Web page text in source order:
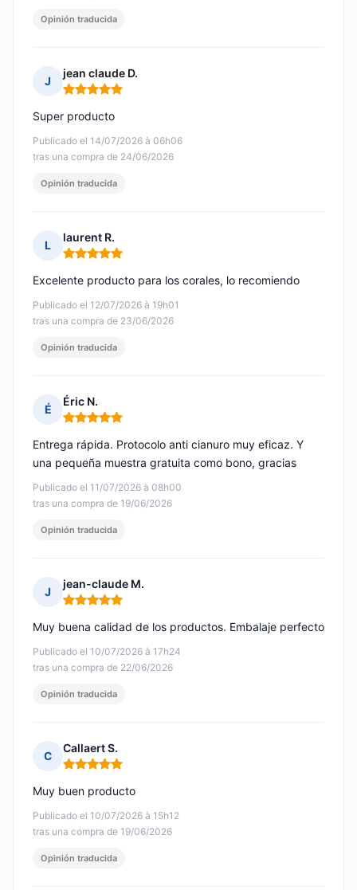
Opinión traducida
J
jean claude D.
Nota: 5 de 5
Publicado el 14/07/2026 à 06h06
tras una compra de 24/06/2026
Super producto
Opinión traducida
L
laurent R.
Nota: 5 de 5
Publicado el 12/07/2026 à 19h01
tras una compra de 23/06/2026
Excelente producto para los corales, lo recomiendo
Opinión traducida
É
Éric N.
Nota: 5 de 5
Publicado el 11/07/2026 à 08h00
tras una compra de 19/06/2026
Entrega rápida. Protocolo anti cianuro muy eficaz. Y
una pequeña muestra gratuita como bono, gracias
Opinión traducida
J
jean-claude M.
Nota: 5 de 5
Publicado el 10/07/2026 à 17h24
tras una compra de 22/06/2026
Muy buena calidad de los productos. Embalaje perfecto
Opinión traducida
C
Callaert S.
Nota: 5 de 5
Publicado el 10/07/2026 à 15h12
tras una compra de 19/06/2026
Muy buen producto
Opinión traducida